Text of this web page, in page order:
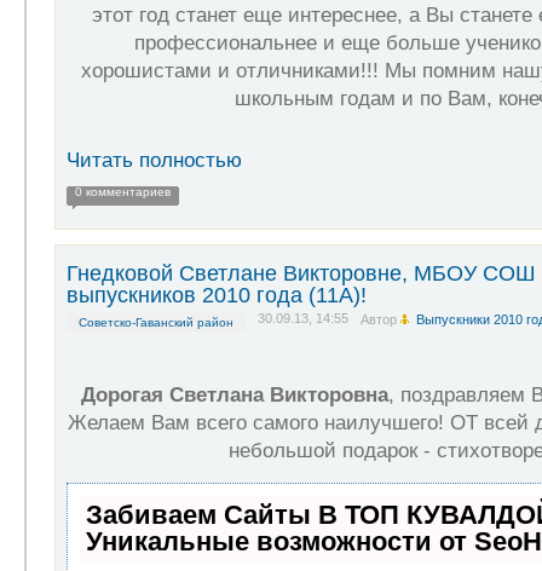
этот год станет еще интереснее, а Вы
профессиональнее и еще больше
хорошистами и отличниками!!! Мы помним
школьным годам и по Вам,
Читать полностью
0 комментариев
Гнедковой Светлане Викторовне, МБОУ
выпускников 2010 года (11А)!
Советско-Гаванский район 30.09.13, 14:55 Автор Выпускники 2010
Дорогая Светлана Викторовна, поздравляем
Желаем Вам всего самого наилучшего! ОТ всей
небольшой подарок -
Забиваем Сайты В ТОП
Уникальные возможности от